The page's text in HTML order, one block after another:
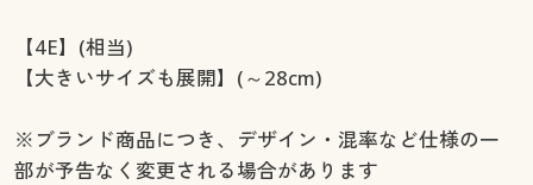
【4E】(相当)
【大きいサイズも展開】(～28cm)
※ブランド商品につき、デザイン・混率など仕様の一
部が予告なく変更される場合があります